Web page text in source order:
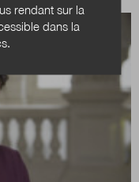
rendant sur la
dans la